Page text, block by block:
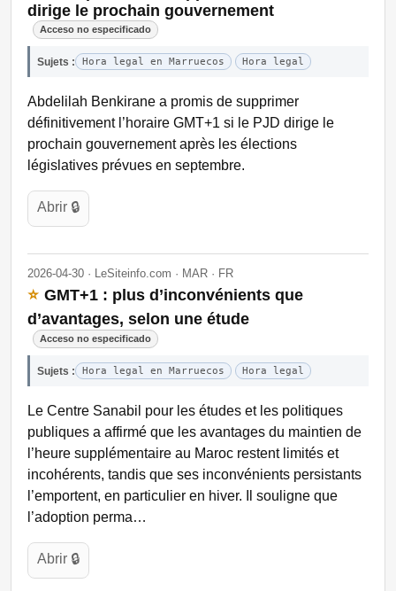
dirige le prochain gouvernement
Acceso no especificado
Sujets : Hora legal en Marruecos Hora legal
Abdelilah Benkirane a promis de supprimer
définitivement l’horaire GMT+1 si le PJD dirige le
prochain gouvernement après les élections
législatives prévues en septembre.
Abrir 🔒
2026-04-30 · LeSiteinfo.com · MAR · FR
⭐ GMT+1 : plus d’inconvénients que
d’avantages, selon une étude
Acceso no especificado
Sujets : Hora legal en Marruecos Hora legal
Le Centre Sanabil pour les études et les politiques
publiques a affirmé que les avantages du maintien de
l’heure supplémentaire au Maroc restent limités et
incohérents, tandis que ses inconvénients persistants
l’emportent, en particulier en hiver. Il souligne que
l’adoption perma…
Abrir 🔒